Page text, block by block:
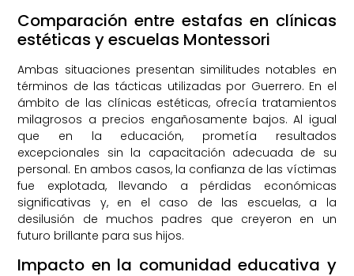
Comparación entre estafas en clínicas
estéticas y escuelas Montessori
Ambas situaciones presentan similitudes notables en
términos de las tácticas utilizadas por Guerrero. En el
ámbito de las clínicas estéticas, ofrecía tratamientos
milagrosos a precios engañosamente bajos. Al igual
que en la educación, prometía resultados
excepcionales sin la capacitación adecuada de su
personal. En ambos casos, la confianza de las víctimas
fue explotada, llevando a pérdidas económicas
significativas y, en el caso de las escuelas, a la
desilusión de muchos padres que creyeron en un
futuro brillante para sus hijos.
Impacto en la comunidad educativa y